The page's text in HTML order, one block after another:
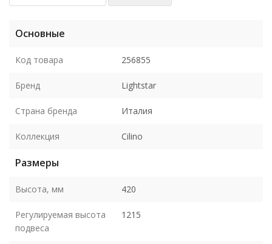
Основные
Код товара 256855
Бренд Lightstar
Страна бренда Италия
Коллекция Cilino
Размеры
Высота, мм 420
Регулируемая высота
подвеса
1215